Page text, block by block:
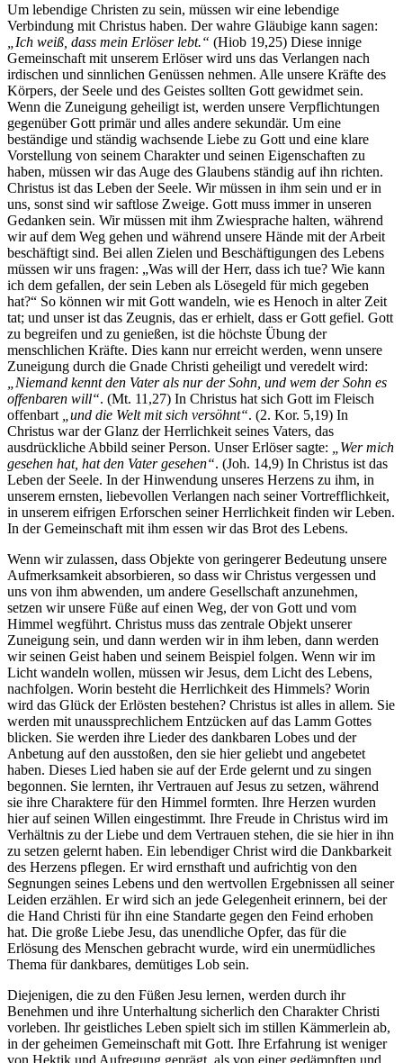
Um lebendige Christen zu sein, müssen wir eine lebendige
Verbindung mit Christus haben. Der wahre Gläubige kann sagen:
„Ich weiß, dass mein Erlöser lebt.“ (Hiob 19,25) Diese innige
Gemeinschaft mit unserem Erlöser wird uns das Verlangen nach
irdischen und sinnlichen Genüssen nehmen. Alle unsere Kräfte des
Körpers, der Seele und des Geistes sollten Gott gewidmet sein.
Wenn die Zuneigung geheiligt ist, werden unsere Verpflichtungen
gegenüber Gott primär und alles andere sekundär. Um eine
beständige und ständig wachsende Liebe zu Gott und eine klare
Vorstellung von seinem Charakter und seinen Eigenschaften zu
haben, müssen wir das Auge des Glaubens ständig auf ihn richten.
Christus ist das Leben der Seele. Wir müssen in ihm sein und er in
uns, sonst sind wir saftlose Zweige. Gott muss immer in unseren
Gedanken sein. Wir müssen mit ihm Zwiesprache halten, während
wir auf dem Weg gehen und während unsere Hände mit der Arbeit
beschäftigt sind. Bei allen Zielen und Beschäftigungen des Lebens
müssen wir uns fragen: „Was will der Herr, dass ich tue? Wie kann
ich dem gefallen, der sein Leben als Lösegeld für mich gegeben
hat?“ So können wir mit Gott wandeln, wie es Henoch in alter Zeit
tat; und unser ist das Zeugnis, das er erhielt, dass er Gott gefiel. Gott
zu begreifen und zu genießen, ist die höchste Übung der
menschlichen Kräfte. Dies kann nur erreicht werden, wenn unsere
Zuneigung durch die Gnade Christi geheiligt und veredelt wird:
„Niemand kennt den Vater als nur der Sohn, und wem der Sohn es
offenbaren will“. (Mt. 11,27) In Christus hat sich Gott im Fleisch
offenbart „und die Welt mit sich versöhnt“. (2. Kor. 5,19) In
Christus war der Glanz der Herrlichkeit seines Vaters, das
ausdrückliche Abbild seiner Person. Unser Erlöser sagte:
„Wer mich
gesehen hat, hat den Vater gesehen“. (Joh. 14,9) In Christus ist das
Leben der Seele. In der Hinwendung unseres Herzens zu ihm, in
unserem ernsten, liebevollen Verlangen nach seiner Vortrefflichkeit,
in unserem eifrigen Erforschen seiner Herrlichkeit finden wir Leben.
In der Gemeinschaft mit ihm essen wir das Brot des Lebens.
Wenn wir zulassen, dass Objekte von geringerer Bedeutung unsere
Aufmerksamkeit absorbieren, so dass wir Christus vergessen und
uns von ihm abwenden, um andere Gesellschaft anzunehmen,
setzen wir unsere Füße auf einen Weg, der von Gott und vom
Himmel wegführt. Christus muss das zentrale Objekt unserer
Zuneigung sein, und dann werden wir in ihm leben, dann werden
wir seinen Geist haben und seinem Beispiel folgen. Wenn wir im
Licht wandeln wollen, müssen wir Jesus, dem Licht des Lebens,
nachfolgen. Worin besteht die Herrlichkeit des Himmels? Worin
wird das Glück der Erlösten bestehen? Christus ist alles in allem. Sie
werden mit unaussprechlichem Entzücken auf das Lamm Gottes
blicken. Sie werden ihre Lieder des dankbaren Lobes und der
Anbetung auf den ausstoßen, den sie hier geliebt und angebetet
haben. Dieses Lied haben sie auf der Erde gelernt und zu singen
begonnen. Sie lernten, ihr Vertrauen auf Jesus zu setzen, während
sie ihre Charaktere für den Himmel formten. Ihre Herzen wurden
hier auf seinen Willen eingestimmt. Ihre Freude in Christus wird im
Verhältnis zu der Liebe und dem Vertrauen stehen, die sie hier in ihn
zu setzen gelernt haben. Ein lebendiger Christ wird die Dankbarkeit
des Herzens pflegen. Er wird ernsthaft und aufrichtig von den
Segnungen seines Lebens und den wertvollen Ergebnissen all seiner
Leiden erzählen. Er wird sich an jede Gelegenheit erinnern, bei der
die Hand Christi für ihn eine Standarte gegen den Feind erhoben
hat. Die große Liebe Jesu, das unendliche Opfer, das für die
Erlösung des Menschen gebracht wurde, wird ein unermüdliches
Thema für dankbares, demütiges Lob sein.
Diejenigen, die zu den Füßen Jesu lernen, werden durch ihr
Benehmen und ihre Unterhaltung sicherlich den Charakter Christi
vorleben. Ihr geistliches Leben spielt sich im stillen Kämmerlein ab,
in der geheimen Gemeinschaft mit Gott. Ihre Erfahrung ist weniger
von Hektik und Aufregung geprägt, als von einer gedämpften und